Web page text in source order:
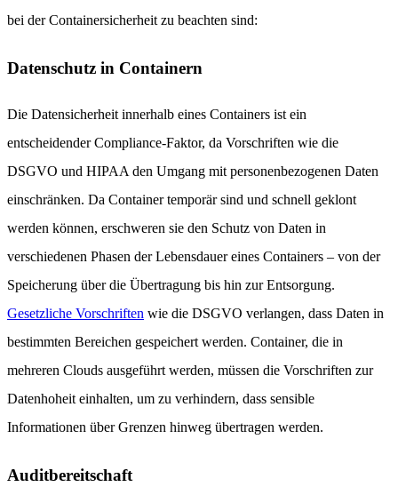
bei der Containersicherheit zu beachten sind:
Datenschutz in Containern
Die Datensicherheit innerhalb eines Containers ist ein
entscheidender Compliance-Faktor, da Vorschriften wie die
DSGVO und HIPAA den Umgang mit personenbezogenen Daten
einschränken. Da Container temporär sind und schnell geklont
werden können, erschweren sie den Schutz von Daten in
verschiedenen Phasen der Lebensdauer eines Containers – von der
Speicherung über die Übertragung bis hin zur Entsorgung.
Gesetzliche Vorschriften wie die DSGVO verlangen, dass Daten in
bestimmten Bereichen gespeichert werden. Container, die in
mehreren Clouds ausgeführt werden, müssen die Vorschriften zur
Datenhoheit einhalten, um zu verhindern, dass sensible
Informationen über Grenzen hinweg übertragen werden.
Auditbereitschaft